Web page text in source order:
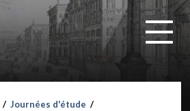
/ Journées d'étude /